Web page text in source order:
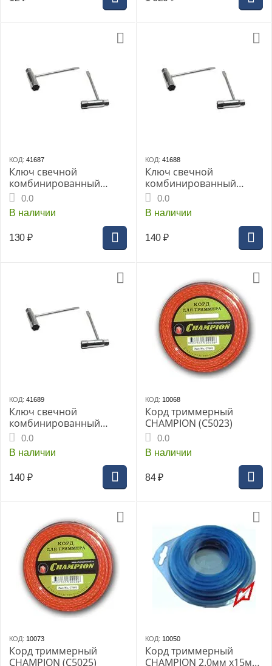
КОД: 41687
Ключ свечной
комбинированный
CHAMPION 145-50-
23(11/16)138/242/335/34
1/345/255 (C240/C1201)
0.0
В наличии
130 ₽
КОД: 41688
Ключ свечной
комбинированный
CHAMPION C1202,
150х50х35 (13/19)
Stihl.Husgvarna.Partner
0.0
В наличии
140 ₽
КОД: 41689
Ключ свечной
комбинированный
CHAMPION C1204, 140-
33-33 (10/19) Echo
Champion
0.0
В наличии
140 ₽
КОД: 10068
Корд триммерный
CHAMPION (C5023)
0.0
В наличии
84 ₽
КОД: 10073
Корд триммерный
CHAMPION (C5025)
КОД: 10050
Корд триммерный
CHAMPION 2.0мм х15м